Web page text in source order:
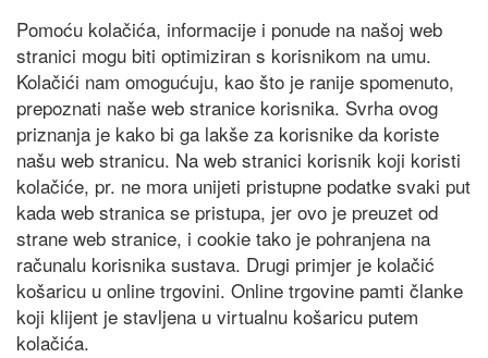
Pomoću kolačića, informacije i ponude na našoj web
stranici mogu biti optimiziran s korisnikom na umu.
Kolačići nam omogućuju, kao što je ranije spomenuto,
prepoznati naše web stranice korisnika. Svrha ovog
priznanja je kako bi ga lakše za korisnike da koriste
našu web stranicu. Na web stranici korisnik koji koristi
kolačiće, pr. ne mora unijeti pristupne podatke svaki put
kada web stranica se pristupa, jer ovo je preuzet od
strane web stranice, i cookie tako je pohranjena na
računalu korisnika sustava. Drugi primjer je kolačić
košaricu u online trgovini. Online trgovine pamti članke
koji klijent je stavljena u virtualnu košaricu putem
kolačića.